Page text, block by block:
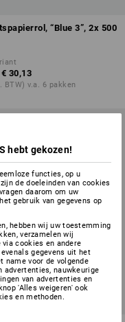
“Blue 3”, 2x 500
€ 30,13
BTW) v.a. 6 pakken
hebt gekozen!
functies, op u
de doeleinden van cookies
daarom om uw
gebruik van gegevens op
hebben wij uw toestemming
verzamelen wij
cookies en andere
gegevens uit het
name voor de volgende
advertenties, nauwkeurige
van advertenties en
'Alles weigeren' ook
en methoden.